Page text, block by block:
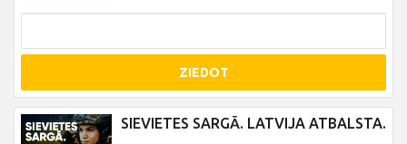
ZIEDOT
SIEVIETES SARGĀ. LATVIJA ATBALSTA.